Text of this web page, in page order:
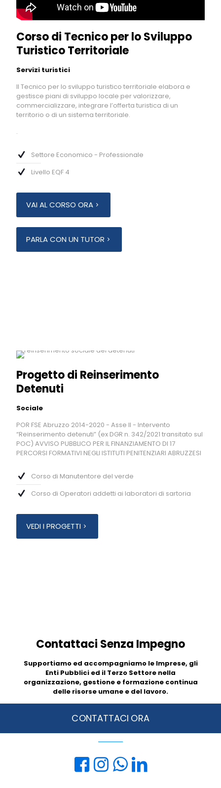
Corso di Tecnico per lo Sviluppo
Turistico Territoriale
Servizi turistici
Il Tecnico per lo sviluppo turistico territoriale elabora e
gestisce piani di sviluppo locale per valorizzare,
commercializzare, integrare l’offerta turistica di un
territorio o di un sistema territoriale.
.
Settore Economico - Professionale
Livello EQF 4
VAI AL CORSO ORA
PARLA CON UN TUTOR
Progetto di Reinserimento
Detenuti
Sociale
POR FSE Abruzzo 2014-2020 - Asse II - Intervento
“Reinserimento detenuti” (ex DGR n. 342/2021 transitato sul
POC) AVVISO PUBBLICO PER IL FINANZIAMENTO DI 17
PERCORSI FORMATIVI NEGLI ISTITUTI PENITENZIARI ABRUZZESI
Corso di Manutentore del verde
Corso di Operatori addetti ai laboratori di sartoria
VEDI I PROGETTI
Contattaci Senza Impegno
Supportiamo ed accompagniamo le Imprese, gli
Enti Pubblici ed il Terzo Settore nella
organizzazione, gestione e formazione continua
delle risorse umane e del lavoro.
CONTATTACI ORA